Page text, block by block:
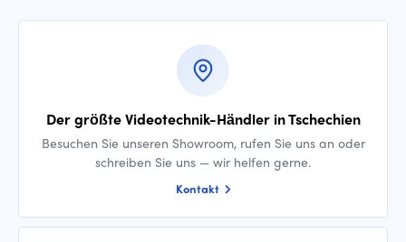
Der größte Videotechnik-Händler in Tschechien
Besuchen Sie unseren Showroom, rufen Sie uns an oder
schreiben Sie uns — wir helfen gerne.
Kontakt